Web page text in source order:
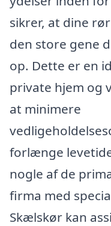
sikrer, at dine
den store gene
op. Dette er en
private hjem og
at minimere
forlænge
nogle af de
firma med
Skælskør kan